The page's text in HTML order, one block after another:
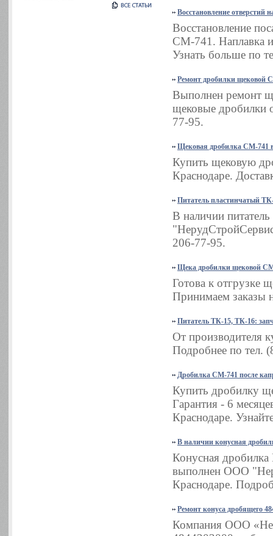
Восстановление отверстий
Восстановление
СМ-741. Наплавка и
Узнать больше по
Ремонт дробилки щековой
Выполнен ремонт
щековые дробилки
77-95.
Щековая дробилка СМ-741
Купить щековую
Краснодаре.
Питатель пластинчатый
В наличии
206-77-95.
Щека дробилки щековой
Готова к отгрузке
Принимаем заказы
Питатель ТК-15, ТК-16:
От производителя
Подробнее по тел.
Дробилка СМ-741 после
Купить дробилку
Гарантия - 6
Краснодаре.
В наличии конусная
Конусная
выполнен ООО
Краснодаре.
Ремонт конуса дробящего
Компания ООО